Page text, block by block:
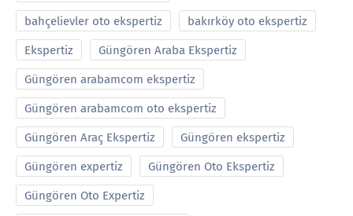
bahçelievler oto ekspertiz bakırköy oto ekspertiz
Ekspertiz Güngören Araba Ekspertiz
Güngören arabamcom ekspertiz
Güngören arabamcom oto ekspertiz
Güngören Araç Ekspertiz Güngören ekspertiz
Güngören expertiz Güngören Oto Ekspertiz
Güngören Oto Expertiz